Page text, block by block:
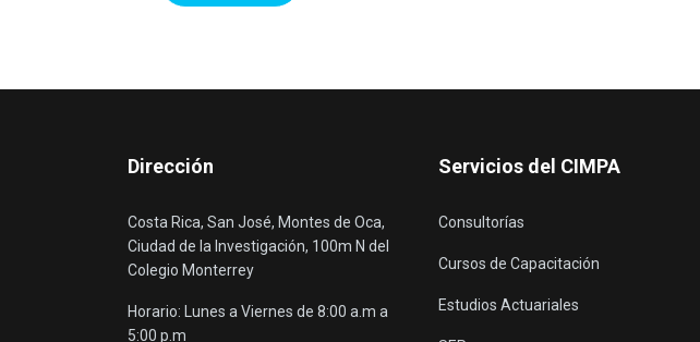
Dirección
Costa Rica, San José, Montes de Oca,
Ciudad de la Investigación, 100m N del
Colegio Monterrey
Horario: Lunes a Viernes de 8:00 a.m a
5:00 p.m
Servicios del CIMPA
Consultorías
Cursos de Capacitación
Estudios Actuariales